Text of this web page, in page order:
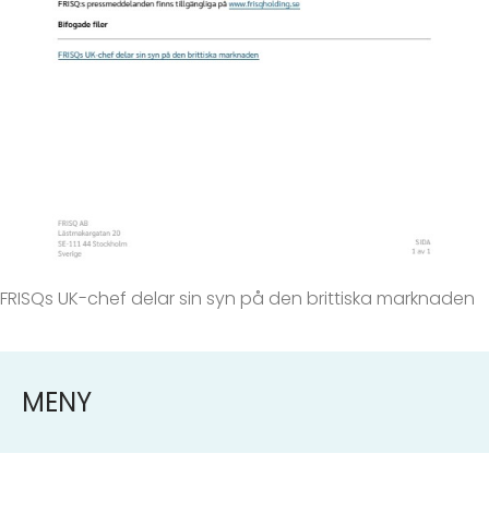
FRISQs UK-chef delar sin syn på den brittiska marknaden
MENY